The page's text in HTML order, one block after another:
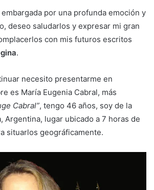
por una profunda emoción y
deseo saludarlos y expresar mi gran
con mis futuros escritos
.
necesito presentarme en
es María Eugenia Cabral, más
Cabral”, tengo 46 años, soy de la
Argentina, lugar ubicado a 7 horas de
situarlos geográficamente.